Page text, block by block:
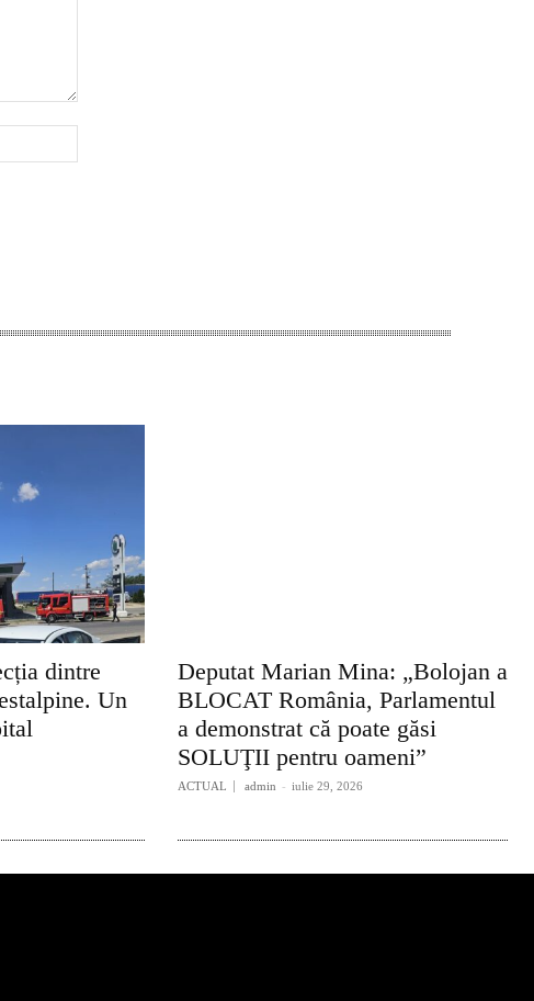
dintre
Un
Deputat Marian Mina: „Bolojan a
BLOCAT România, Parlamentul
a demonstrat că poate găsi
SOLUŢII pentru oameni”
ACTUAL admin - iulie 29, 2026